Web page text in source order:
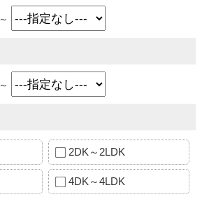
～
～
2DK～2LDK
4DK～4LDK